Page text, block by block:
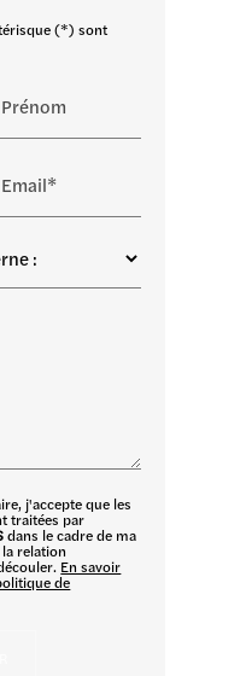
(*) sont
Prénom
Email*
j'accepte que les
traitées par
dans le cadre de ma
relation
En savoir
de